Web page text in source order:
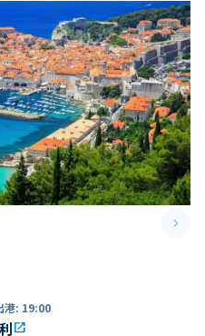
keyboard_arrow_right
港: 19:00
open_in_new